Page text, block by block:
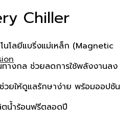
Chiller
โลยีแบริ่งแม่เหล็ก (Magnetic
างกล ช่วยลดการใช้พลังงานลง
วยให้ดูแลรักษาง่าย พร้อมออปชัน
ตน้ำร้อนฟรีตลอดปี